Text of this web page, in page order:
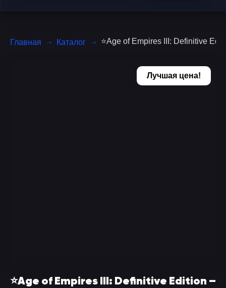
Главная Каталог ⭐️Age of Empires III: Definitive
Лучшая цена!
⭐️Age of Empires III: Definitive Edition –